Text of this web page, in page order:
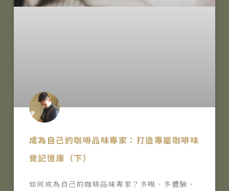
成為自己的咖啡品味專家：打造專屬咖啡味
覺記憶庫（下）
如何成為自己的咖啡品味專家？多喝、多體驗、